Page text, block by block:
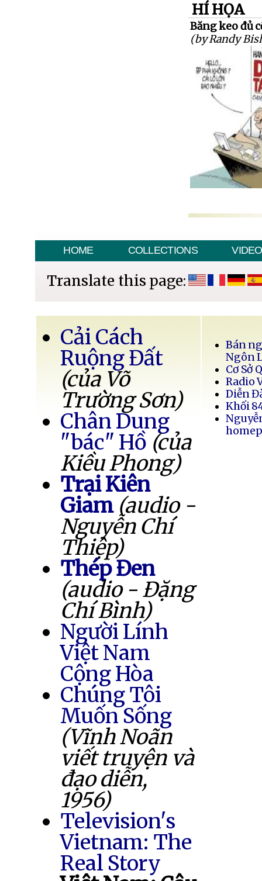
HÍ HỌA
Băng keo đủ
(by Randy
HOME COLLECTIONS VIDEO
Translate this page:
Cải Cách
Ruộng Đất
(của Võ
Trường Sơn)
Chân Dung
"bác" Hồ (của
Kiều Phong)
Trại Kiên
Giam (audio -
Nguyễn Chí
Thiệp)
Thép Đen
(audio - Đặng
Chí Bình)
Người Lính
Việt Nam
Cộng Hòa
Chúng Tôi
Muốn Sống
(Vĩnh Noãn
viết truyện và
đạo diễn,
1956)
Television's
Vietnam: The
Real Story
Bán
Ngôn
Cơ Sở
Radio
Diễn
Khối